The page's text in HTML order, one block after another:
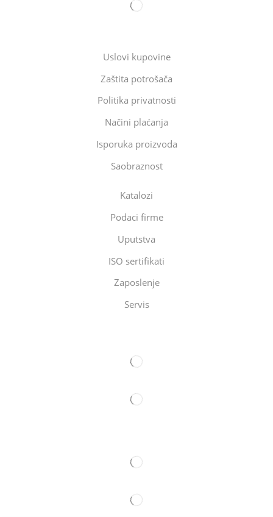
Uslovi kupovine
Zaštita potrošača
Politika privatnosti
Načini plaćanja
Isporuka proizvoda
Saobraznost
Katalozi
Podaci firme
Uputstva
ISO sertifikati
Zaposlenje
Servis